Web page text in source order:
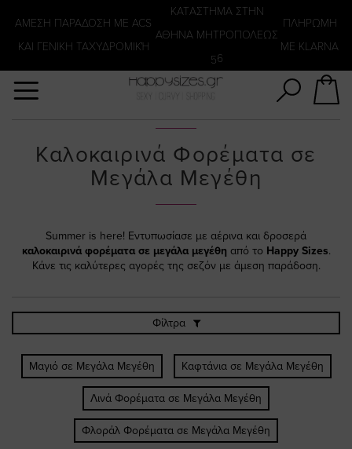
ΑΜΕΣΗ ΠΑΡΑΔΟΣΗ ΜΕ ACS
ΚΑΙ ΓΕΝΙΚΗ ΤΑΧΥΔΡΟΜΙΚΉ
KATΑΣΤΗΜΑ ΣΤΗΝ
ΑΘΗΝΑ ΜΗΤΡΟΠΟΛΕΩΣ
56
ΠΛΗΡΩΜΗ
ΜΕ KLARNA
Καλοκαιρινά Φορέματα σε
Μεγάλα Μεγέθη
Summer is here! Εντυπωσίασε με αέρινα και δροσερά
καλοκαιρινά φορέματα σε μεγάλα μεγέθη από το Happy Sizes.
Κάνε τις καλύτερες αγορές της σεζόν με άμεση παράδοση.
Φίλτρα
Μαγιό σε Μεγάλα Μεγέθη Καφτάνια σε Μεγάλα Μεγέθη
Λινά Φορέματα σε Μεγάλα Μεγέθη
Φλοράλ Φορέματα σε Μεγάλα Μεγέθη
Αναζήτηση